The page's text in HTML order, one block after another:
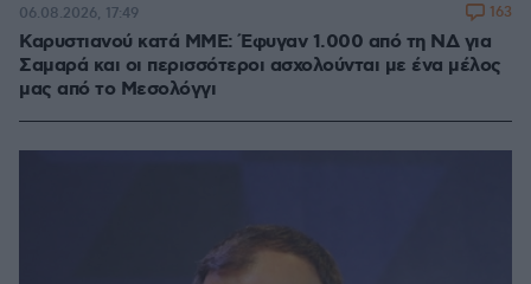
Καρυστιανού κατά ΜΜΕ: Έφυγαν 1.000 από τη ΝΔ για
Σαμαρά και οι περισσότεροι ασχολούνται με ένα μέλος
μας από το Μεσολόγγι
06.08.2026, 17:49 163